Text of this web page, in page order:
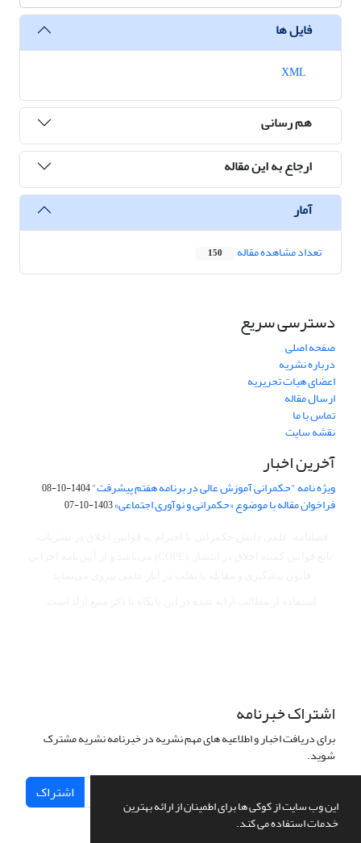
این وب سایت از کوکی ها برای اطمینان از ارائه بهترین
خدمات استفاده می کند.
فایل ها
هم رسانی
ارجاع به این مقاله
آمار
تعداد مشاهده مقاله 150
دسترسی سریع
صفحه اصلی
درباره نشریه
اعضای هیات تحریریه
ارسال مقاله
تماس با ما
نقشه سایت
آخرین اخبار
ویژه نامه "حکمرانی آموزش عالی در برنامه هفتم پیشرفت"1404-10-08
فراخوان مقاله با موضوع «حکمرانی و نوآوری اجتماعی»1403-10-07
اشتراک خبرنامه
برای دریافت اخبار و اطلاعیه های مهم نشریه در خبرنامه نشریه مشترک
شوید.
اشتراک